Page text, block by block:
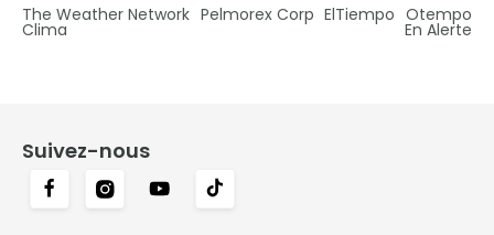
The Weather Network Pelmorex Corp ElTiempo Otempo
Clima En Alerte
Suivez-nous